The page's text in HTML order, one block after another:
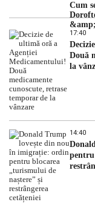
Cum
17:40
Două
la
14:40
pentru